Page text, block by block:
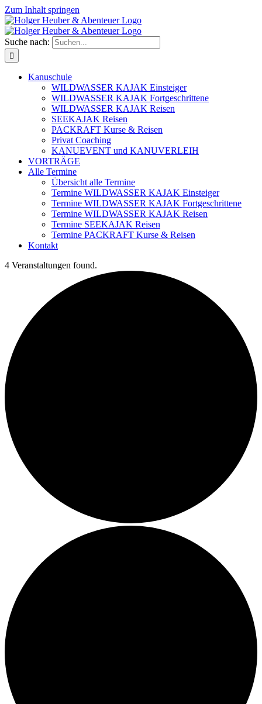
Zum Inhalt springen
Suche nach:
Kanuschule
WILDWASSER KAJAK Einsteiger
WILDWASSER KAJAK Fortgeschrittene
WILDWASSER KAJAK Reisen
SEEKAJAK Reisen
PACKRAFT Kurse & Reisen
Privat Coaching
KANUEVENT und KANUVERLEIH
VORTRÄGE
Alle Termine
Übersicht alle Termine
Termine WILDWASSER KAJAK Einsteiger
Termine WILDWASSER KAJAK Fortgeschrittene
Termine WILDWASSER KAJAK Reisen
Termine SEEKAJAK Reisen
Termine PACKRAFT Kurse & Reisen
Kontakt
4 Veranstaltungen found.